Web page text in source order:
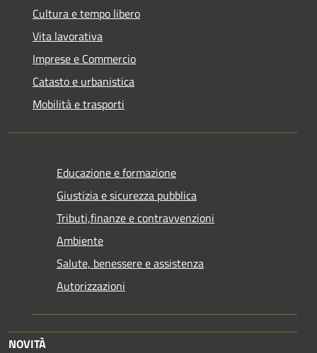
Cultura e tempo libero
Vita lavorativa
Imprese e Commercio
Catasto e urbanistica
Mobilità e trasporti
Educazione e formazione
Giustizia e sicurezza pubblica
Tributi,finanze e contravvenzioni
Ambiente
Salute, benessere e assistenza
Autorizzazioni
NOVITÀ